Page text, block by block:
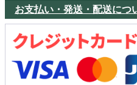
お支払い・発送・配送につ